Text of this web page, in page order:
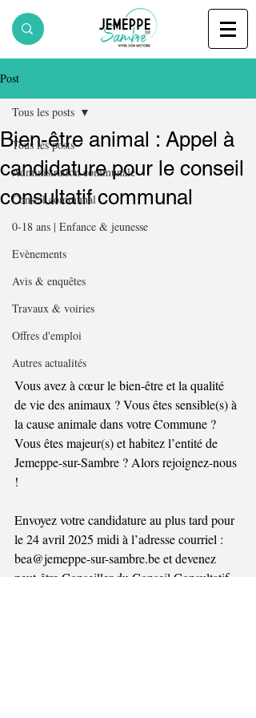
Post
Tous les posts
Administration communale
Conseil communal
0-18 ans | Enfance & jeunesse
Evènements
Avis & enquêtes
Travaux & voiries
Offres d'emploi
Autres actualités
Tous les posts
Bien-être animal : Appel à
candidature pour le conseil
consultatif communal
Vous avez à cœur le bien-être et la qualité
de vie des animaux ? Vous êtes sensible(s) à
la cause animale dans votre Commune ?
Vous êtes majeur(s) et habitez l’entité de
Jemeppe-sur-Sambre ? Alors rejoignez-nous
!
Envoyez votre candidature au plus tard pour
le 24 avril 2025 midi à l’adresse courriel :
bea@jemeppe-sur-sambre.be et devenez
peut-être Conseiller du Conseil Consultatif